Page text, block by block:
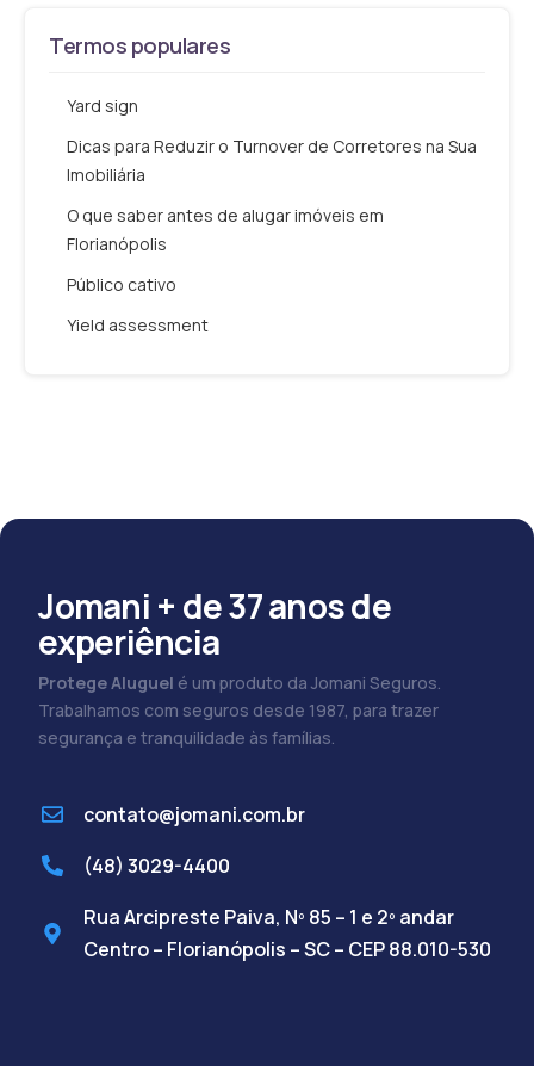
Termos populares
Yard sign
Dicas para Reduzir o Turnover de Corretores na Sua
Imobiliária
O que saber antes de alugar imóveis em
Florianópolis
Público cativo
Yield assessment
Jomani + de 37 anos de
experiência
Protege Aluguel é um produto da Jomani Seguros.
Trabalhamos com seguros desde 1987, para trazer
segurança e tranquilidade às famílias.
contato@jomani.com.br
(48) 3029-4400
Rua Arcipreste Paiva, Nº 85 – 1 e 2º andar
Centro – Florianópolis – SC – CEP 88.010-530